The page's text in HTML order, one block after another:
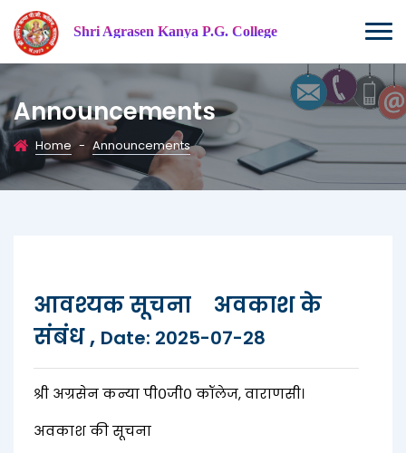
Shri Agrasen Kanya P.G. College
Announcements
Home - Announcements
आवश्यक सूचना अवकाश के
संबंध , Date: 2025-07-28
श्री अग्रसेन कन्या पी०जी० कॉलेज, वाराणसी।
अवकाश की सूचना